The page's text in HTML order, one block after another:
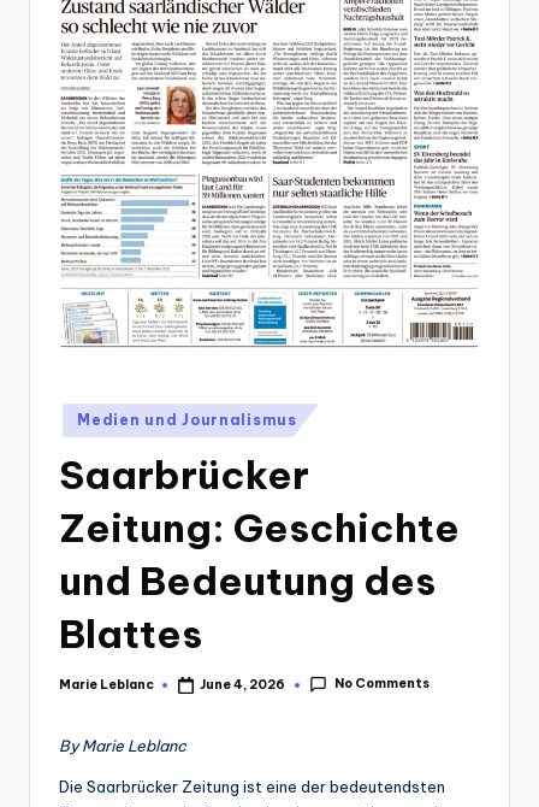
Posted
in
Medien und Journalismus
Saarbrücker
Zeitung: Geschichte
und Bedeutung des
Blattes
Posted
Marie Leblanc June 4, 2026 No Comments
By Marie Leblanc
Die Saarbrücker Zeitung ist eine der bedeutendsten